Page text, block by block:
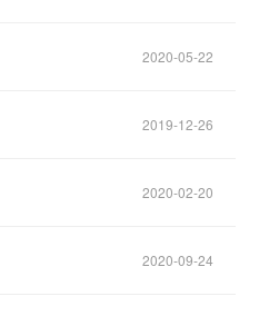
2020-05-22
2019-12-26
2020-02-20
2020-09-24